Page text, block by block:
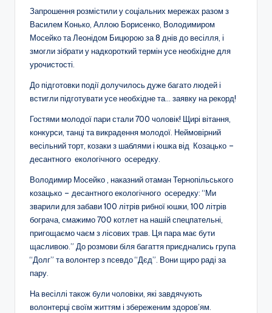
Запрошення розмістили у соціальних мережах разом з
Василем Конько, Аллою Борисенко, Володимиром
Мосейко та Леонідом Бицюрою за 8 днів до весілля, і
змогли зібрати у надкороткий термін усе необхідне для
урочистості.
До підготовки події долучилось дуже багато людей і
встигли підготувати усе необхідне та… заявку на рекорд!
Гостями молодої пари стали 700 чоловік! Щирі вітання,
конкурси, танці та викрадення молодої. Неймовірний
весільний торт, козаки з шаблями і юшка від Козацько –
десантного екологічного осередку.
Володимир Мосейко , наказний отаман Тернопільського
козацько – десантного екологічного осередку: “Ми
зварили для забави 100 літрів рибної юшки, 100 літрів
бограча, смажимо 700 котлет на нашій спецпательні,
пригощаємо чаєм з лісових трав. Ця пара має бути
щасливою.” До розмови біля багаття приєднались група
“Долг” та волонтер з псевдо “Дєд”. Вони щиро раді за
пару.
На весіллі також були чоловіки, які завдячують
волонтерці своїм життям і збереженим здоров’ям.